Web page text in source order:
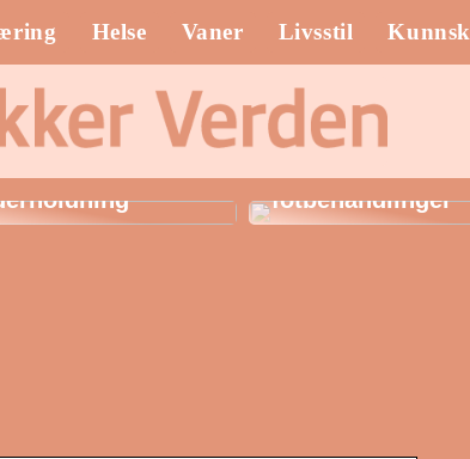
Helse Vaner Livsstil
En
verden av
Klinik AK: Her får
de herligste
fotbehandlinger